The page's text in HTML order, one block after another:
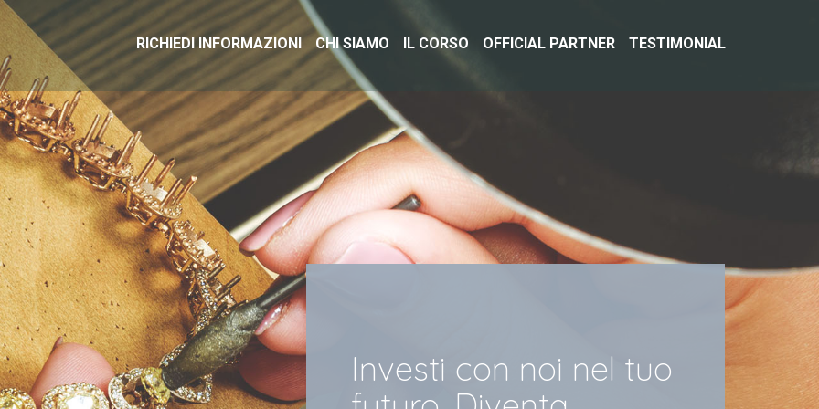
RICHIEDI INFORMAZIONI CHI SIAMO IL CORSO OFFICIAL PARTNER TESTIMONIAL
Investi con noi nel tuo